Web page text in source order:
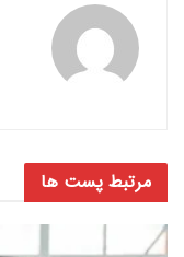
مرتبط پست ها